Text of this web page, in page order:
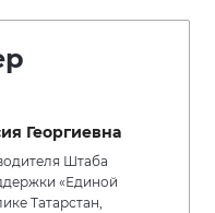
Георгиевна
Штаба
«Единой
Татарстан,